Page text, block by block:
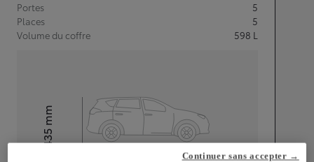
Portes
5
Places
5
Volume du coffre
598 L
Hauteur
1 435
mm
Continuer sans accepter →